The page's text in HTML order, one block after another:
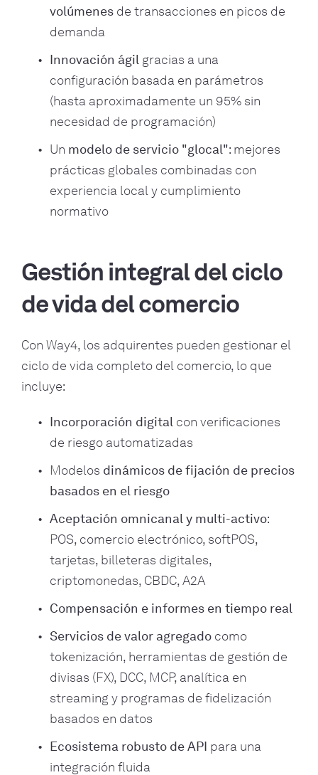
volúmenes de transacciones en picos de
demanda
Innovación ágil gracias a una
configuración basada en parámetros
(hasta aproximadamente un 95% sin
necesidad de programación)
Un modelo de servicio "glocal": mejores
prácticas globales combinadas con
experiencia local y cumplimiento
normativo
Gestión integral del ciclo
de vida del comercio
Con Way4, los adquirentes pueden gestionar el
ciclo de vida completo del comercio, lo que
incluye:
Incorporación digital con verificaciones
de riesgo automatizadas
Modelos dinámicos de fijación de precios
basados en el riesgo
Aceptación omnicanal y multi-activo:
POS, comercio electrónico, softPOS,
tarjetas, billeteras digitales,
criptomonedas, CBDC, A2A
Compensación e informes en tiempo real
Servicios de valor agregado como
tokenización, herramientas de gestión de
divisas (FX), DCC, MCP, analítica en
streaming y programas de fidelización
basados en datos
Ecosistema robusto de API para una
integración fluida